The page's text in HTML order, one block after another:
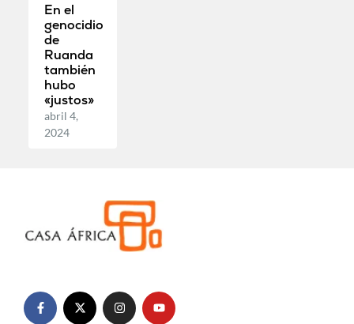
En el
genocidio
de
Ruanda
también
hubo
«justos»
abril 4,
2024